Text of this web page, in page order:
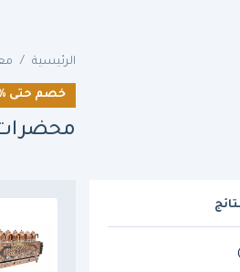
الرئيسية
خصم حتى